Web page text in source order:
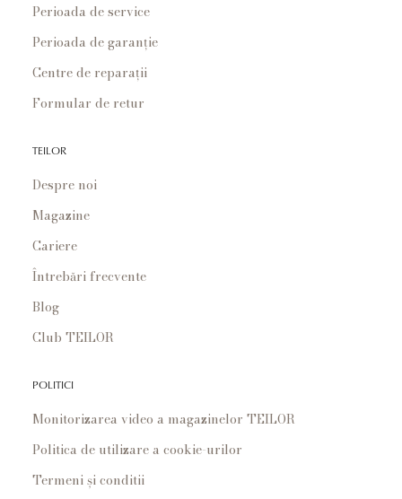
Perioada de service
Perioada de garanție
Centre de reparații
Formular de retur
TEILOR
Despre noi
Magazine
Cariere
Întrebări frecvente
Blog
Club TEILOR
POLITICI
Monitorizarea video a magazinelor TEILOR
Politica de utilizare a cookie-urilor
Termeni și conditii